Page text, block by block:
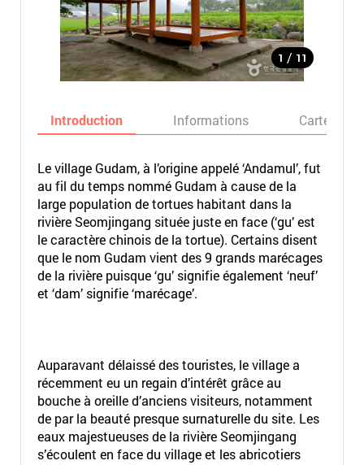
1 / 11
Introduction Informations Carte
Le village Gudam, à l’origine appelé ‘Andamul’, fut
au fil du temps nommé Gudam à cause de la
large population de tortues habitant dans la
rivière Seomjingang située juste en face (‘gu’ est
le caractère chinois de la tortue). Certains disent
que le nom Gudam vient des 9 grands marécages
de la rivière puisque ‘gu’ signifie également ‘neuf’
et ‘dam’ signifie ‘marécage’.
Auparavant délaissé des touristes, le village a
récemment eu un regain d’intérêt grâce au
bouche à oreille d’anciens visiteurs, notamment
de par la beauté presque surnaturelle du site. Les
eaux majestueuses de la rivière Seomjingang
s’écoulent en face du village et les abricotiers